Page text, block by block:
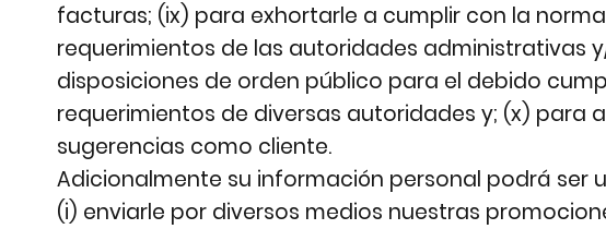
facturas; (ix) para exhortarle a cumplir con la
requerimientos de las autoridades administrativas
disposiciones de orden público para el debido
requerimientos de diversas autoridades y; (x) para
sugerencias como cliente.
Adicionalmente su información personal podrá ser
(i) enviarle por diversos medios nuestras